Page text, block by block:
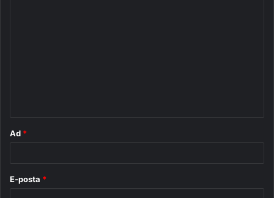
Ad *
E-posta *